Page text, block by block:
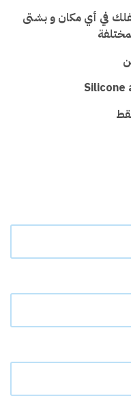
في أي مكان و بشتى